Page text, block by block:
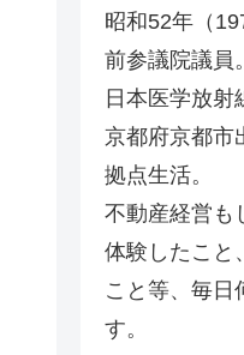
昭和52年（
前参議院議員。
日本医学放射
京都府京都市
拠点生活。
不動産経営も
体験したこと
こと等、毎日
す。